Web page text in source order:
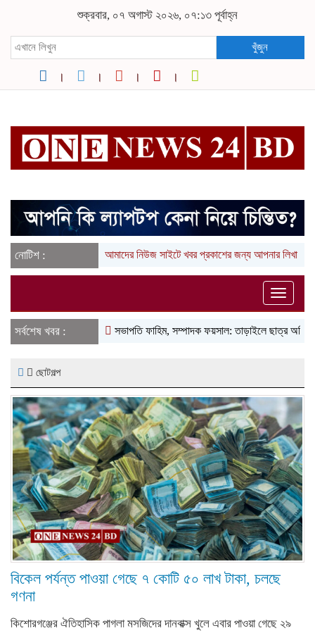
শুক্রবার, ০৭ অগাস্ট ২০২৬, ০৭:১৩ পূর্বাহ্ন
খুঁজুন
নোটিশ : আমাদের নিউজ সাইটে খবর প্রকাশের জন্য আপনার লিখা
Toggle
সর্বশেষ খবর :
সভাপতি ফাহিম, সম্পাদক ফয়সাল: তাড়াইলে ছাত্র অধিকার
ছোটগল্প
বিকেল পর্যন্ত পাওয়া গেছে ৭ কোটি ৫০ লাখ টাকা, চলছে
গণনা
কিশোরগঞ্জের ঐতিহাসিক পাগলা মসজিদের দানবাক্স খুলে এবার পাওয়া গেছে ২৯